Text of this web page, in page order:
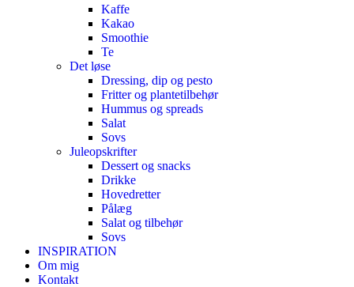
Kaffe
Kakao
Smoothie
Te
Det løse
Dressing, dip og pesto
Fritter og plantetilbehør
Hummus og spreads
Salat
Sovs
Juleopskrifter
Dessert og snacks
Drikke
Hovedretter
Pålæg
Salat og tilbehør
Sovs
INSPIRATION
Om mig
Kontakt